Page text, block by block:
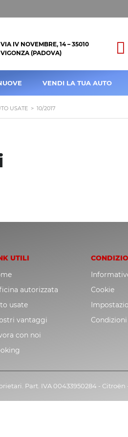
VIA IV NOVEMBRE, 14 – 35010
VIGONZA (PADOVA)
VENDI LA TUA AUTO
USATE > 10/2017
UTILI
autorizzata
usate
vantaggi
con noi
Cookie
Part. IVA 00433950284 - Citroën